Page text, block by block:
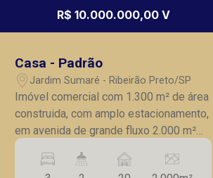
R$ 10.000.000,00 V
Casa - Padrão
Jardim Sumaré - Ribeirão Preto/SP
Imóvel comercial com 1.300 m² de área
construida, com amplo estacionamento,
em avenida de grande fluxo 2.000 m²
de terreno.